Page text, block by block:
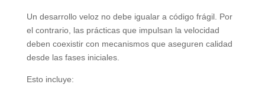
Un desarrollo veloz no debe igualar a código frágil. Por
el contrario, las prácticas que impulsan la velocidad
deben coexistir con mecanismos que aseguren calidad
desde las fases iniciales.
Esto incluye: